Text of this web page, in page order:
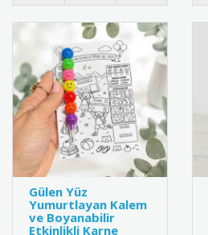
Gülen Yüz
Yumurtlayan Kalem
ve Boyanabilir
Etkinlikli Karne